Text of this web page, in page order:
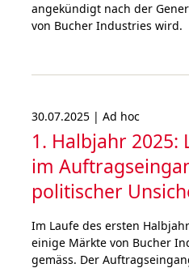
angekündigt nach der
von Bucher Industries wird.
30.07.2025 | Ad hoc
1. Halbjahr 2025:
im
poli­ti­scher
Im Laufe des ersten
einige Märkte von Bucher
gemäss. Der